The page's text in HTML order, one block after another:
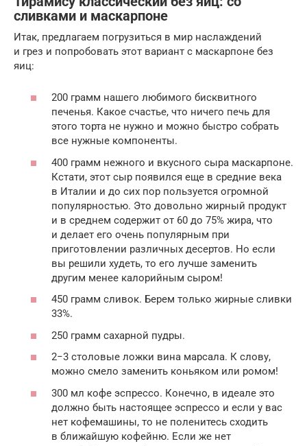
сливками и маскарпоне
Итак, предлагаем погрузиться в мир наслаждений
и грез и попробовать этот вариант с маскарпоне без
яиц:
200 грамм нашего любимого бисквитного
печенья. Какое счастье, что ничего печь для
этого торта не нужно и можно быстро собрать
все нужные компоненты.
400 грамм нежного и вкусного сыра маскарпоне.
Кстати, этот сыр появился еще в средние века
в Италии и до сих пор пользуется огромной
популярностью. Это довольно жирный продукт
и в среднем содержит от 60 до 75% жира, что
и делает его очень популярным при
приготовлении различных десертов. Но если
вы решили худеть, то его лучше заменить
другим менее калорийным сыром!
450 грамм сливок. Берем только жирные сливки
33%.
250 грамм сахарной пудры.
2−3 столовые ложки вина марсала. К слову,
можно смело заменить коньяком или ромом!
300 мл кофе эспрессо. Конечно, в идеале это
должно быть настоящее эспрессо и если у вас
нет кофемашины, то не поленитесь сходить
в ближайшую кофейню. Если же нет